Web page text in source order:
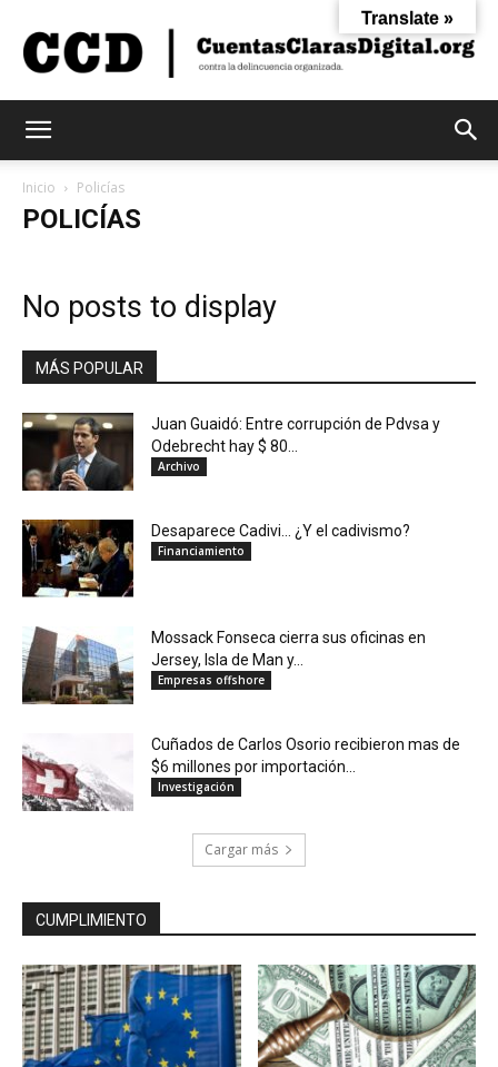
Inicio Policías
POLICÍAS
No posts to display
MÁS POPULAR
Juan Guaidó: Entre corrupción de Pdvsa y
Odebrecht hay $ 80...
Archivo
Desaparece Cadivi… ¿Y el cadivismo?
Financiamiento
Mossack Fonseca cierra sus oficinas en
Jersey, Isla de Man y...
Empresas offshore
Cuñados de Carlos Osorio recibieron mas de
$6 millones por importación...
Investigación
Cargar más
CUMPLIMIENTO
Translate »